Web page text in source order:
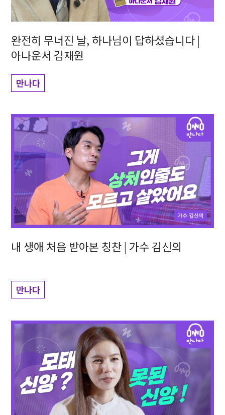
완전히 무너진 날, 하나님이 답하셨습니다 |
아나운서 김재원
만나다
내 생애 처음 받아본 칭찬 | 가수 김신의
만나다